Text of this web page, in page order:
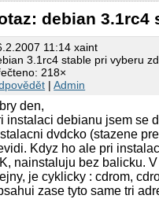
debian
11:14 xaint
3.1rc4 stable pri vyberu
218×
|Admin
den,
instalaci debianu jsem se
dvdcko (stazene
Kdyz ho ale pri
nainstaluju bez balicku.
je cyklicky : cdrom,
zase tyto same tri